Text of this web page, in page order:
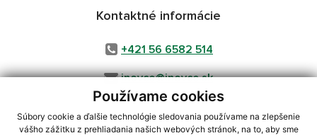
Používame cookies
Súbory cookie a ďalšie technológie sledovania používame na zlepšenie
vášho zážitku z prehliadania našich webových stránok, na to, aby sme
Kontaktné informácie
+421 56 6582 514
inovce@inovce.sk